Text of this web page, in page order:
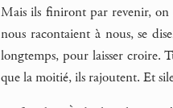
Mais ils finiront par revenir, on
nous racontaient à nous, se
longtemps, pour laisser croire.
que la moitié, ils rajoutent. Et